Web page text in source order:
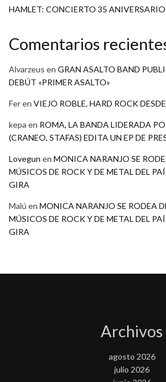
HAMLET: CONCIERTO 35
Comentarios
Alvarzeus en GRAN ASALTO BAND
DEBÚT «PRIMER ASALTO»
Feren VIEJO ROBLE, HARD ROCK
kepa en ROMA, LA BANDA LIDERADA
(CRANEO, STAFAS) EDITA UN EP DE
Lovegun en MONICA NARANJO SE
MÚSICOS DE ROCK Y DE METAL DEL
GIRA
Malú en MONICA NARANJO SE RODEA
MÚSICOS DE ROCK Y DE METAL DEL
GIRA
Archivos
agosto 2026
julio 2026